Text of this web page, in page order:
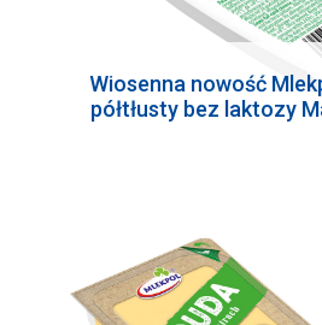
Wiosenna nowość
półtłusty bez laktozy